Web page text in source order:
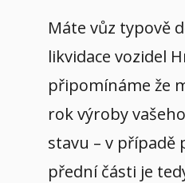
Máte vůz typově
likvidace vozidel
připomínáme že
rok výroby
stavu – v případě
přední části je